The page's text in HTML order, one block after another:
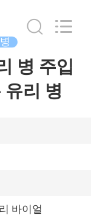
병 주입
리 병
바이얼